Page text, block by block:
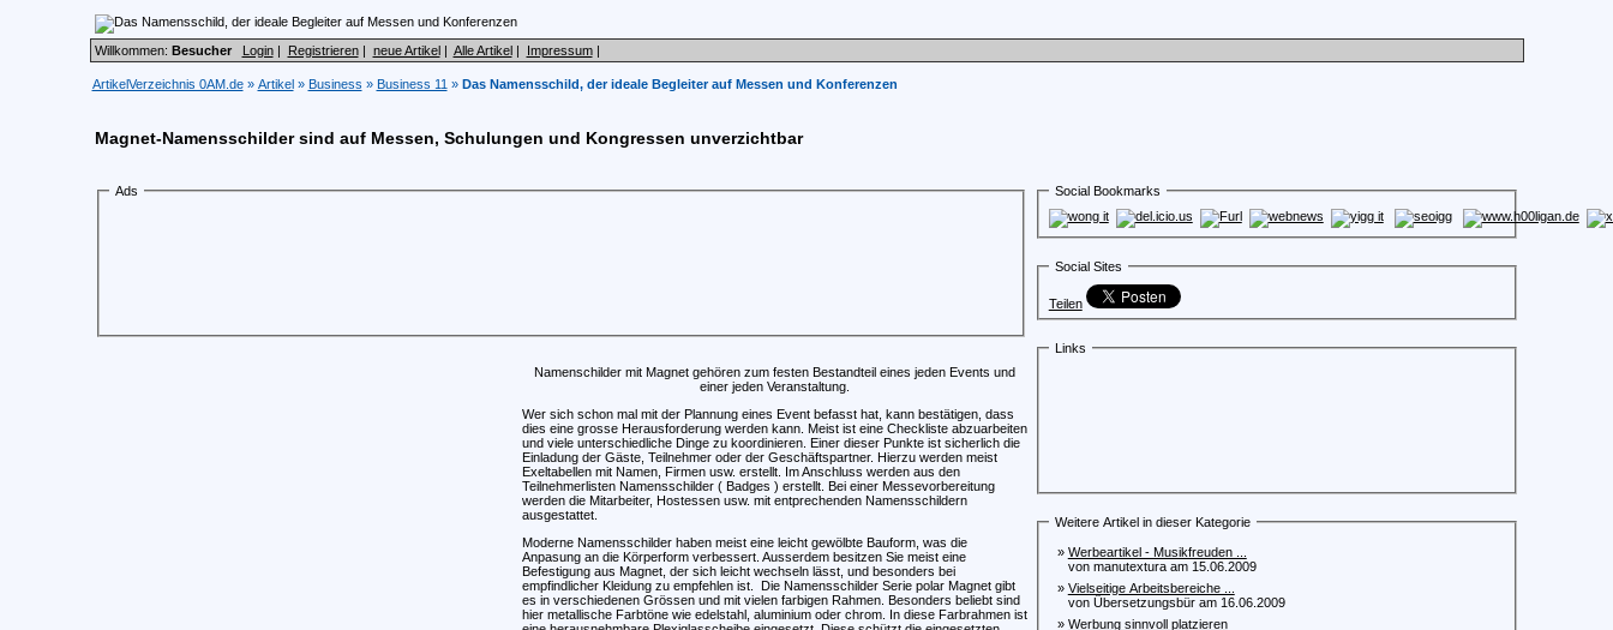
Willkommen: Besucher Login| Registrieren| neue Artikel| Alle Artikel| Impressum|
ArtikelVerzeichnis 0AM.de» Artikel» Business » Business 11 » Das Namensschild, der ideale Begleiter auf Messen und Konferenzen
Magnet-Namensschilder sind auf Messen, Schulungen und Kongressen unverzichtbar
Ads
Namenschilder mit Magnet gehören zum festen Bestandteil eines jeden Events und
einer jeden Veranstaltung.
Wer sich schon mal mit der Plannung eines Event befasst hat, kann bestätigen, dass
dies eine grosse Herausforderung werden kann. Meist ist eine Checkliste abzuarbeiten
und viele unterschiedliche Dinge zu koordinieren. Einer dieser Punkte ist sicherlich die
Einladung der Gäste, Teilnehmer oder der Geschäftspartner. Hierzu werden meist
Exeltabellen mit Namen, Firmen usw. erstellt. Im Anschluss werden aus den
Teilnehmerlisten Namensschilder ( Badges ) erstellt. Bei einer Messevorbereitung
werden die Mitarbeiter, Hostessen usw. mit entprechenden Namensschildern
ausgestattet.
Moderne Namensschilder haben meist eine leicht gewölbte Bauform, was die
Anpasung an die Körperform verbessert. Ausserdem besitzen Sie meist eine
Befestigung aus Magnet, der sich leicht wechseln lässt, und besonders bei
empfindlicher Kleidung zu empfehlen ist. Die Namensschilder Serie polar Magnet gibt
es in verschiedenen Grössen und mit vielen farbigen Rahmen. Besonders beliebt sind
hier metallische Farbtöne wie edelstahl, aluminium oder chrom. In diese Farbrahmen ist
Social Bookmarks
Social Sites
Teilen
Links
Weitere Artikel in dieser Kategorie
» Werbeartikel - Musikfreuden ...
von manutextura am 15.06.2009
» Vielseitige Arbeitsbereiche ...
von Übersetzungsbür am 16.06.2009
» Werbung sinnvoll platzieren